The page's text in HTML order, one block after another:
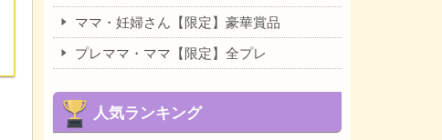
ママ・妊婦さん【限定】豪華賞品
プレママ・ママ【限定】全プレ
人気ランキング